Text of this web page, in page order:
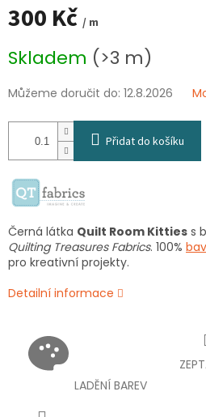
300 Kč / m
cena:
Skladem (>3 m)
Můžeme doručit do: 12.8.2026
Přidat do košíku
Černá látka Quilt Room Kitties s
Quilting Treasures Fabrics. 100%
pro kreativní projekty.
Detailní informace
LADĚNÍ BAREV